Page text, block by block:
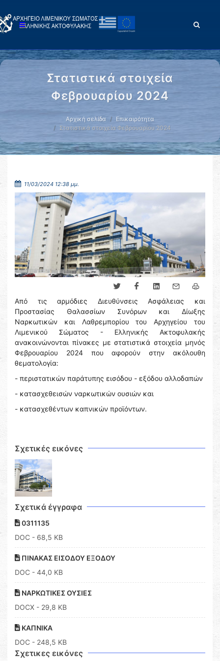
Στατιστικά στοιχεία
Φεβρουαρίου 2024
Αρχική σελίδα
Επικαιρότητα
Στατιστικά στοιχεία Φεβρουαρίου 2024
11/03/2024 12:38 μμ.
Από τις αρμόδιες Διευθύνσεις Ασφάλειας και
Προστασίας Θαλασσίων Συνόρων και Δίωξης
Ναρκωτικών και Λαθρεμπορίου του Αρχηγείου του
Λιμενικού Σώματος - Ελληνικής Ακτοφυλακής
ανακοινώνονται πίνακες με στατιστικά στοιχεία μηνός
Φεβρουαρίου 2024 που αφορούν στην ακόλουθη
θεματολογία:
- περιστατικών παράτυπης εισόδου - εξόδου αλλοδαπών
- κατασχεθεισών ναρκωτικών ουσιών και
- κατασχεθέντων καπνικών προϊόντων.
Σχετικές εικόνες
Σχετικά έγγραφα
0311135
DOC - 68,5 KB
ΠΙΝΑΚΑΣ ΕΙΣΟΔΟΥ ΕΞΟΔΟΥ
DOC - 44,0 KB
ΝΑΡΚΩΤΙΚΕΣ ΟΥΣΙΕΣ
DOCX - 29,8 KB
ΚΑΠΝΙΚΑ
DOC - 248,5 KB
Σχετικες εικόνες